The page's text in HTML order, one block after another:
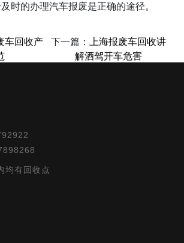
时的办理汽车报废是正确的途径。
车回收产
下一篇：
上海报废车回收讲
解酒驾开车危害
均有回收点